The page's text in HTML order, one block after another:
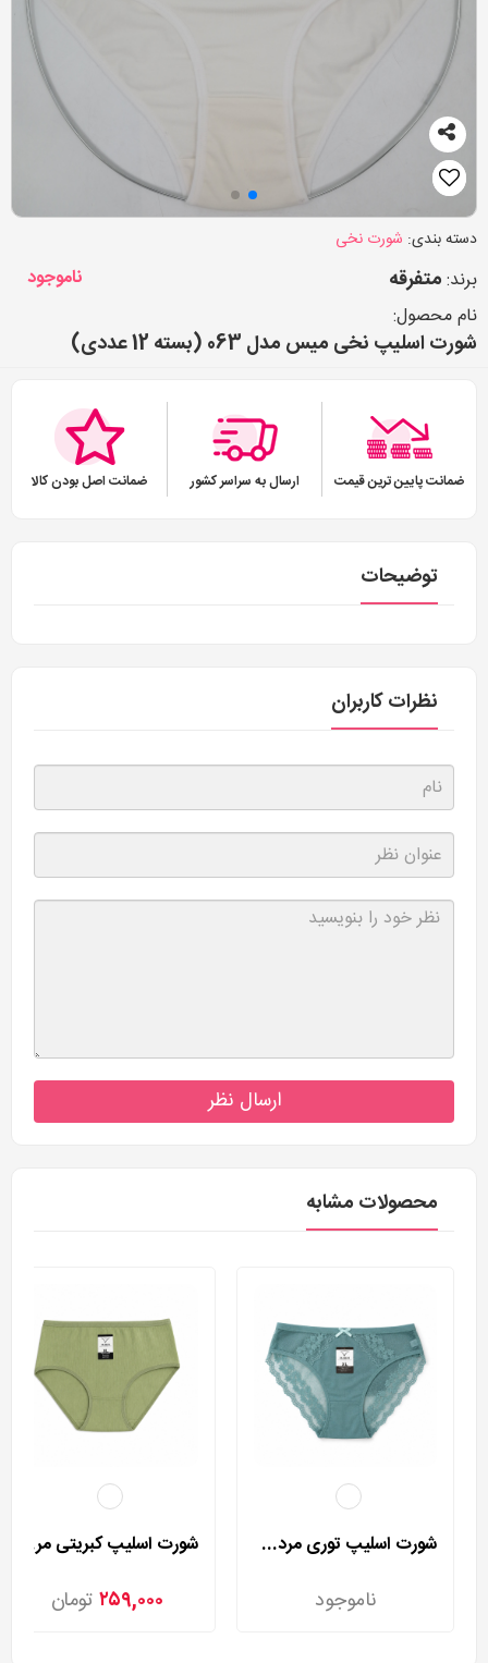
دسته بندی: شورت نخی
برند:متفرقه
ناموجود
نام محصول:
شورت اسلیپ نخی میس مدل 063 (بسته 12 عددی)
ضمانت پایین ترین قیمت ارسال به سراسر کشور ضمانت اصل بودن کالا
توضیحات
نظرات کاربران
ارسال نظر
محصولات مشابه
شورت اسلیپ توری مردی مدل 2002
ناموجود
شورت اسلیپ کبریتی مردی مدل 2025
۲۵۹,۰۰۰ تومان